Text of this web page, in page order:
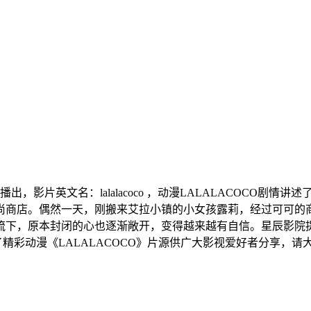
，影片英文名：lalalacoco ，动漫LALALACOCO剧情讲
店。偶然一天，刚搬来艾拉小镇的小女孩露莉，经过可可
，原本封闭的心也逐渐敞开，变得越来越有自信。星辰影
彩动漫《LALALACOCO》片源供广大影视爱好者分享，请